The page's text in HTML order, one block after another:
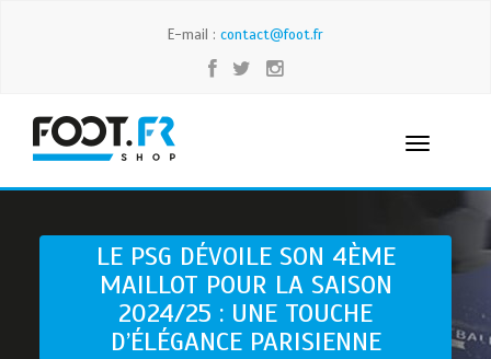
E-mail : contact@foot.fr
LE PSG DÉVOILE SON 4ÈME
MAILLOT POUR LA SAISON
2024/25 : UNE TOUCHE
D’ÉLÉGANCE PARISIENNE